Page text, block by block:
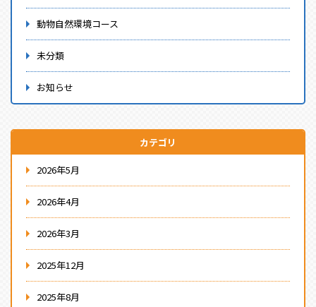
動物自然環境コース
未分類
お知らせ
カテゴリ
2026年5月
2026年4月
2026年3月
2025年12月
2025年8月